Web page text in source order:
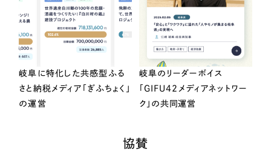
岐阜に特化した共感型ふる
さと納税メディア「ぎふちょく」
の運営
岐阜のリーダーボイス
「GIFU42メディアネットワー
ク」の共同運営
協賛